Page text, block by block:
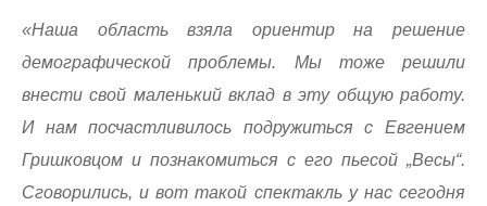
«Наша область взяла ориентир на решение
демографической проблемы. Мы тоже решили
внести свой маленький вклад в эту общую работу.
И нам посчастливилось подружиться с Евгением
Гришковцом и познакомиться с его пьесой „Весы“.
Сговорились, и вот такой спектакль у нас сегодня